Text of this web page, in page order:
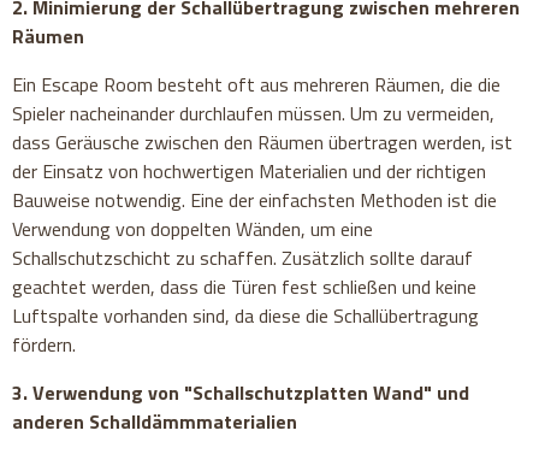
2. Minimierung der Schallübertragung zwischen mehreren
Räumen
Ein Escape Room besteht oft aus mehreren Räumen, die die
Spieler nacheinander durchlaufen müssen. Um zu vermeiden,
dass Geräusche zwischen den Räumen übertragen werden, ist
der Einsatz von hochwertigen Materialien und der richtigen
Bauweise notwendig. Eine der einfachsten Methoden ist die
Verwendung von doppelten Wänden, um eine
Schallschutzschicht zu schaffen. Zusätzlich sollte darauf
geachtet werden, dass die Türen fest schließen und keine
Luftspalte vorhanden sind, da diese die Schallübertragung
fördern.
3. Verwendung von "Schallschutzplatten Wand" und
anderen Schalldämmmaterialien